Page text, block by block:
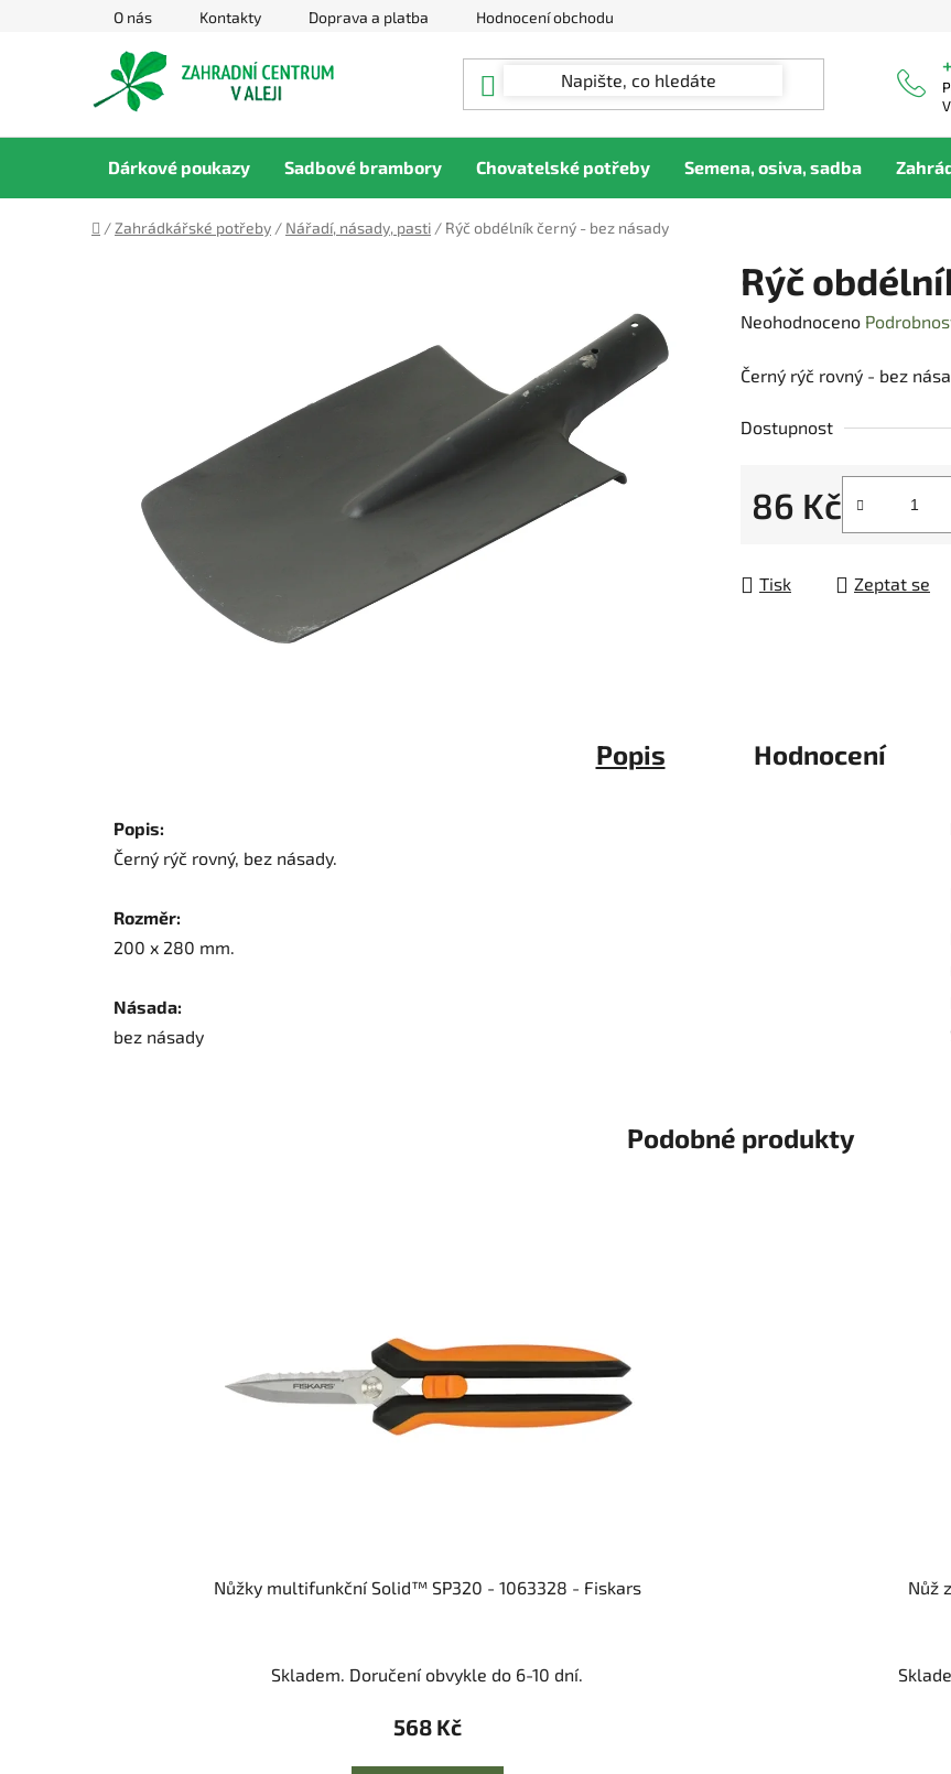
O nás Kontakty Doprava a platba Hodnocení obchodu
Dárkové poukazy Sadbové brambory Chovatelské potřeby Semena, osiva, sadba
Domů
/ Zahrádkářské potřeby / Nářadí, násady, pasti / Rýč obdélník černý - bez násady
Rýč
Průměrné
produktu
0,0
Neohodnoceno
Černý rýč rovný - bez
Dostupnost
86 Kč
Měrná cena:
Tisk Zeptat se
Popis Hodnocení
Popis:
Černý rýč rovný, bez násady.
Rozměr:
200 x 280 mm.
Násada:
bez násady
Podobné produkty
Nůžky multifunkční Solid™ SP320 - 1063328 - Fiskars
Skladem. Doručení obvykle do 6-10 dní.
568 Kč
Nůž